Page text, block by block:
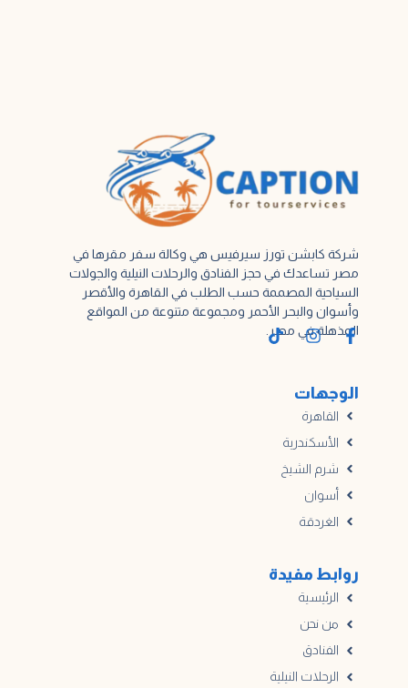
شركة كابشن تورز سيرفيس هي وكالة سفر مقرها في
مصر تساعدك في حجز الفنادق والرحلات النيلية والجولات
السياحية المصممة حسب الطلب في القاهرة والأقصر
وأسوان والبحر الأحمر ومجموعة متنوعة من المواقع
المذهلة في مصر.
روابط مفيدة
الرئيسية
من نحن
الفنادق
الرحلات النيلية
الوجهات
القاهرة
الأسكندرية
شرم الشيخ
أسوان
الغردقة